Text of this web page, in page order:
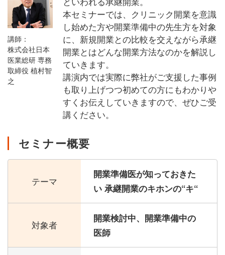
講師：
株式会社日本
医業総研 専務
取締役 植村智
之
本セミナーでは、クリニック開業を意識
し始めた方や開業準備中の先生方を対象
に、新規開業との比較を交えながら承継
開業とはどんな開業方法なのかを解説し
ていきます。
講演内では実際に弊社がご支援した事例
も取り上げつつ初めての方にもわかりや
すくお伝えしていきますので、ぜひご受
講ください。
セミナー概要
テーマ
開業準備医が知っておきた
い 承継開業のキホンの“キ“
対象者
開業検討中、開業準備中の
医師